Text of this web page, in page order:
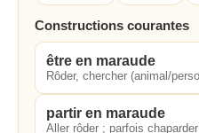
Constructions courantes
être en maraude
Rôder, chercher (animal/
partir en maraude
Aller rôder ; parfois